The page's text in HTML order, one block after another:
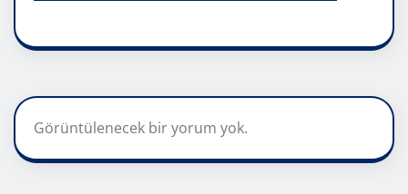
Görüntülenecek bir yorum yok.